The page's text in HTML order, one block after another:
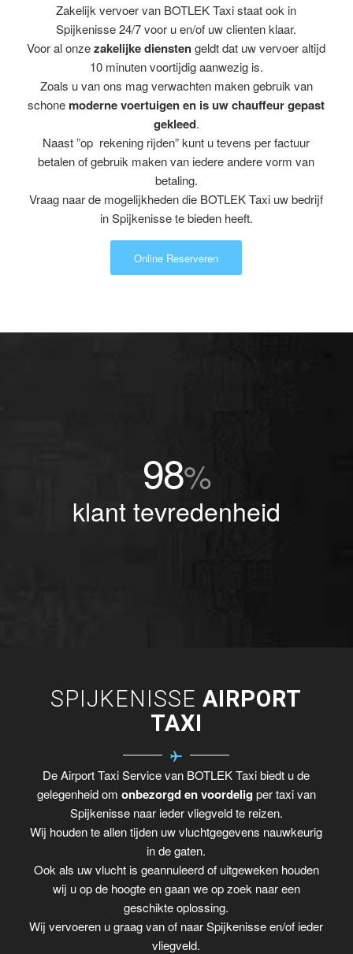
Zakelijk vervoer van BOTLEK Taxi staat ook in
Spijkenisse 24/7 voor u en/of uw clienten klaar.
Voor al onzezakelijke dienstengeldt dat uw vervoer altijd
10 minuten voortijdig aanwezig is.
Zoals u van ons mag verwachten maken gebruik van
schone moderne voertuigen en is uw chauffeur gepast
gekleed.
Naast ”op rekening rijden” kunt u tevens per factuur
betalen of gebruik maken van iedere andere vorm van
betaling.
Vraag naar de mogelijkheden die BOTLEK Taxi uw bedrijf
in Spijkenisse te bieden heeft.
Online Reserveren
98%
klant tevredenheid
SPIJKENISSEAIRPORT
TAXI
De Airport Taxi Service van BOTLEK Taxi biedt u de
gelegenheid om onbezorgd en voordelig per taxi van
Spijkenisse naar ieder vliegveld te reizen.
Wij houden te allen tijden uw vluchtgegevens nauwkeurig
in de gaten.
Ook als uw vlucht is geannuleerd of uitgeweken houden
wij u op de hoogte en gaan we op zoek naar een
geschikte oplossing.
Wij vervoeren u graag van of naar Spijkenisse en/of ieder
vliegveld.